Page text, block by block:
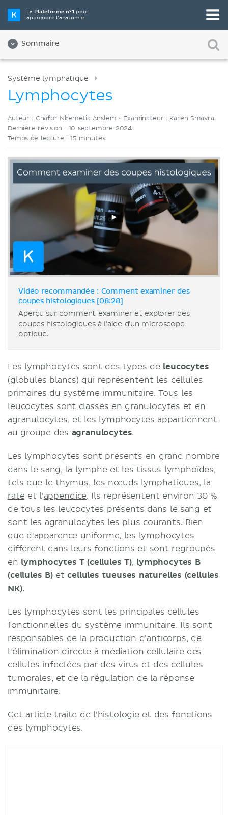
La Plateforme n°1 pour
apprendre l’anatomie
Sommaire
Choisissez votre outil d'étude préféré
Vidéos
Système lymphatique
Lymphocytes
Auteur : Chafor Nkemetia Anslem • Examinateur : Karen Smayra
Dernière révision : 10 septembre 2024
Temps de lecture : 15 minutes
Vidéo recommandée : Comment examiner des
coupes histologiques [08:28]
Aperçu sur comment examiner et explorer des
coupes histologiques à l'aide d'un microscope
optique.
Les lymphocytes sont des types de leucocytes
(globules blancs) qui représentent les cellules
primaires du système immunitaire. Tous les
leucocytes sont classés en granulocytes et en
agranulocytes, et les lymphocytes appartiennent
au groupe des agranulocytes.
Les lymphocytes sont présents en grand nombre
dans le sang, la lymphe et les tissus lymphoïdes,
tels que le thymus, les nœuds lymphatiques, la
rate et l'appendice. Ils représentent environ 30 %
de tous les leucocytes présents dans le sang et
sont les agranulocytes les plus courants. Bien
que d'apparence uniforme, les lymphocytes
diffèrent dans leurs fonctions et sont regroupés
en lymphocytes T (cellules T), lymphocytes B
(cellules B)etcellules tueuses naturelles (cellules
NK).
Les lymphocytes sont les principales cellules
fonctionnelles du système immunitaire. Ils sont
responsables de la production d'anticorps, de
l'élimination directe à médiation cellulaire des
cellules infectées par des virus et des cellules
tumorales, et de la régulation de la réponse
immunitaire.
Cet article traite de l'histologie et des fonctions
des lymphocytes.